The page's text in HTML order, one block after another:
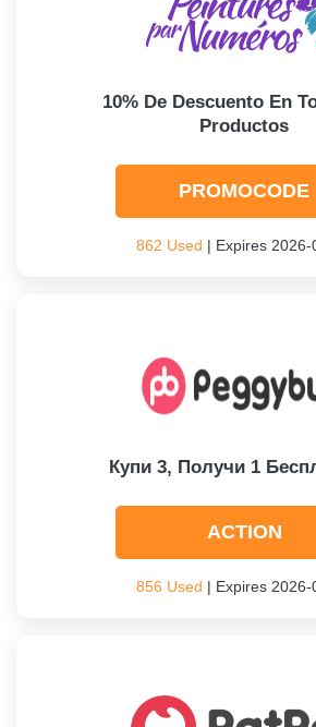
10% De Descuento En
Productos
PROMOCODE
862 Used | Expires 2026-
Купи 3, Получи 1
ACTION
856 Used | Expires 2026-